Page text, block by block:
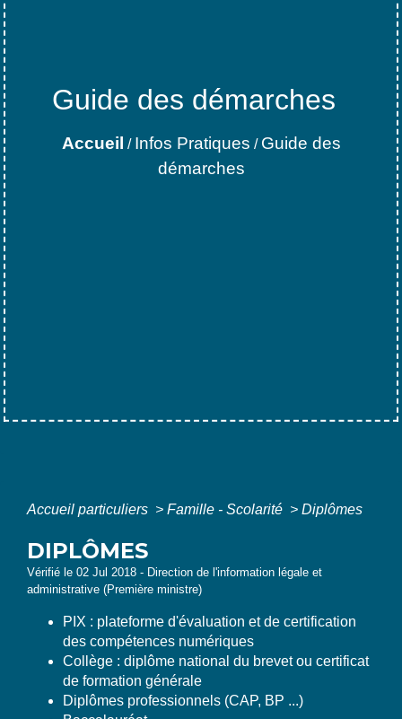
Guide des démarches
Accueil / Infos Pratiques / Guide des
démarches
Accueil particuliers > Famille - Scolarité > Diplômes
DIPLÔMES
Vérifié le 02 Jul 2018 - Direction de l'information légale et
administrative (Première ministre)
PIX : plateforme d'évaluation et de certification
des compétences numériques
Collège : diplôme national du brevet ou certificat
de formation générale
Diplômes professionnels (CAP, BP ...)